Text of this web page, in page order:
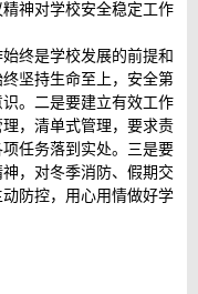
神对学校安全稳定工作
终是学校发展的前提和
坚持生命至上，安全第
。二是要建立有效工作
，清单式管理，要求责
任务落到实处。三是要
，对冬季消防、假期交
防控，用心用情做好学